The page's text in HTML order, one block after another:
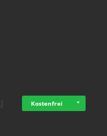
Kostenfrei